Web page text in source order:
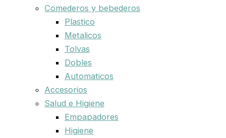
Comederos y bebederos
Plastico
Metalicos
Tolvas
Dobles
Automaticos
Accesorios
Salud e Higiene
Empapadores
Higiene